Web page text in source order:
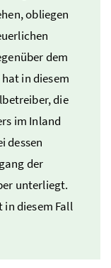
obliegen
dem
in diesem
die
im Inland
dessen
der
unterliegt.
in diesem Fall